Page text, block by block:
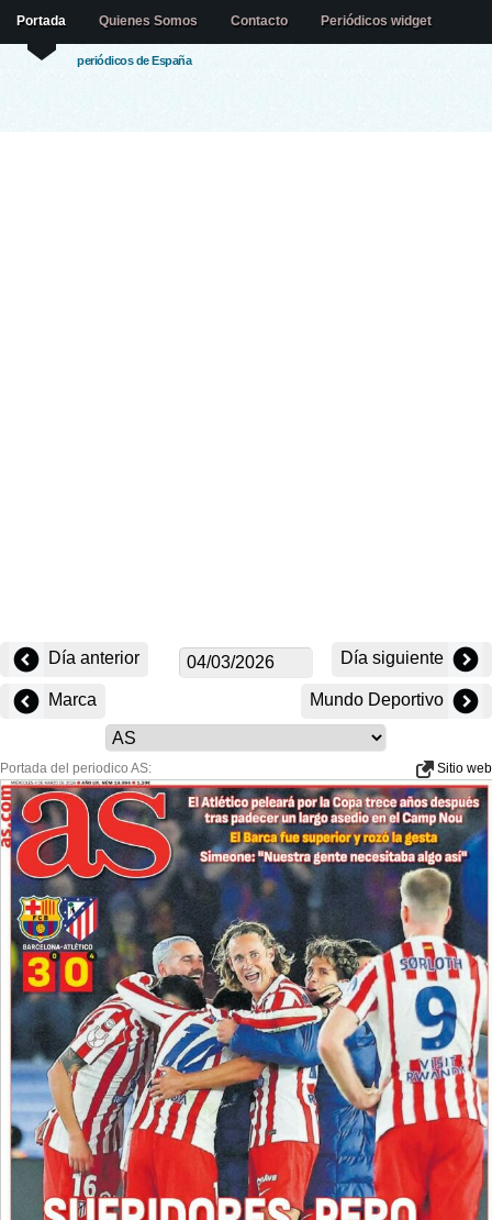
periódicos de España
Portada Quienes Somos Contacto Periódicos widget
Día anterior Día siguiente
Marca Mundo Deportivo
Portada del periodico AS: Sitio web